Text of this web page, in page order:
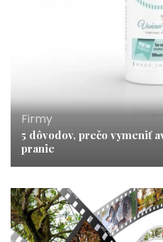
Firmy
5 dôvodov, prečo vymeniť
pranie